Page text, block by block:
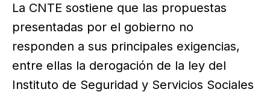
La CNTE sostiene que las propuestas
presentadas por el gobierno no
responden a sus principales exigencias,
entre ellas la derogación de la ley del
Instituto de Seguridad y Servicios Sociales